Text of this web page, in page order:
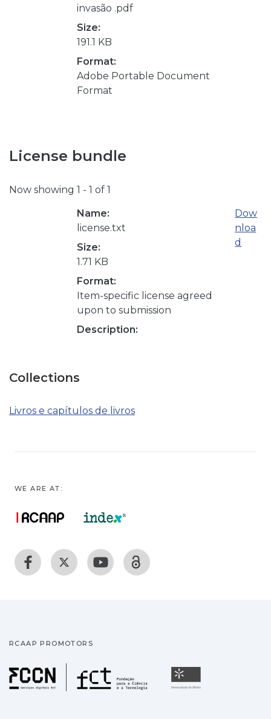
invasão .pdf
Size:
191.1 KB
Format:
Adobe Portable Document
Format
License bundle
Now showing 1 - 1 of 1
Name:
license.txt
Size:
1.71 KB
Format:
Item-specific license agreed
upon to submission
Description:
Dow
nloa
d
Collections
Livros e capítulos de livros
WE ARE AT:
RCAAP PROMOTORS
Fundação para a